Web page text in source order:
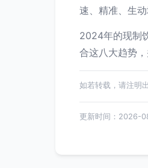
速、精准、生
2024年的现制
合这八大趋势
如若转载，请注
更新时间：2026-